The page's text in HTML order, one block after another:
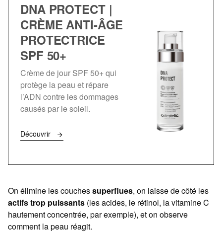
DNA PROTECT |
CRÈME ANTI-ÂGE
PROTECTRICE
SPF 50+
Crème de jour SPF 50+ qui
protège la peau et répare
l’ADN contre les dommages
causés par le soleil.
Découvrir
On élimine les couchessuperflues, on laisse de côté les
actifs trop puissants (les acides, le rétinol, la vitamine C
hautement concentrée, par exemple), et on observe
comment la peau réagit.